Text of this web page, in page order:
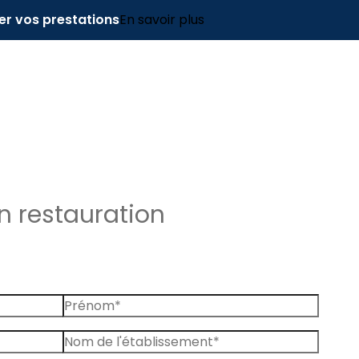
vos prestationsEn savoir plus
restauration